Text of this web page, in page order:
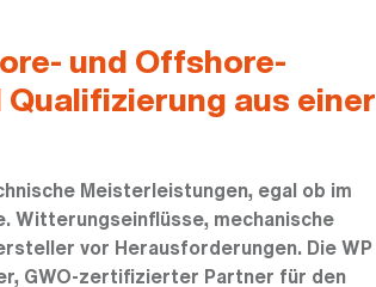
und Offshore-
aus einer
Meisterleistungen, egal ob im
Witterungseinflüsse, mechanische
vor Herausforderungen. Die WP
GWO-zertifizierter Partner für den